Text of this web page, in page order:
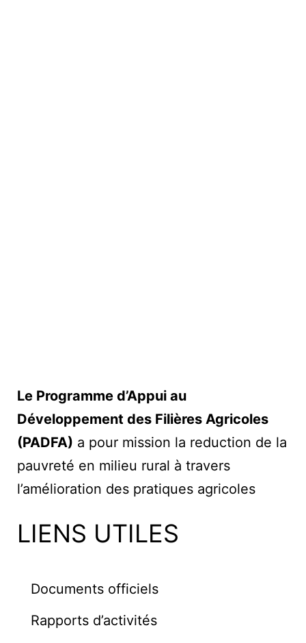
Le Programme d’Appui au
Développement des Filières Agricoles
(PADFA) a pour mission la reduction de la
pauvreté en milieu rural à travers
l’amélioration des pratiques agricoles
LIENS UTILES
Documents officiels
Rapports d’activités